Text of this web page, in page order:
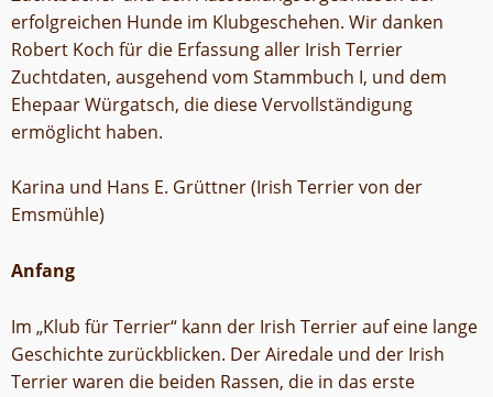
erfolgreichen Hunde im Klubgeschehen. Wir danken
Robert Koch für die Erfassung aller Irish Terrier
Zuchtdaten, ausgehend vom Stammbuch I, und dem
Ehepaar Würgatsch, die diese Vervollständigung
ermöglicht haben.
Karina und Hans E. Grüttner (Irish Terrier von der
Emsmühle)
Anfang
Im „Klub für Terrier“ kann der Irish Terrier auf eine lange
Geschichte zurückblicken. Der Airedale und der Irish
Terrier waren die beiden Rassen, die in das erste